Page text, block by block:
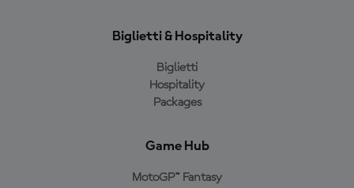
Biglietti & Hospitality
Biglietti
Hospitality
Packages
Game Hub
MotoGP™ Fantasy